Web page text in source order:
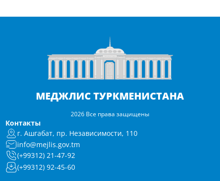
МЕДЖЛИС ТУРКМЕНИСТАНА
2026 Все права защищены
Контакты
г. Ашгабат, пр. Независимости, 110
info@mejlis.gov.tm
(+99312) 21-47-92
(+99312) 92-45-60